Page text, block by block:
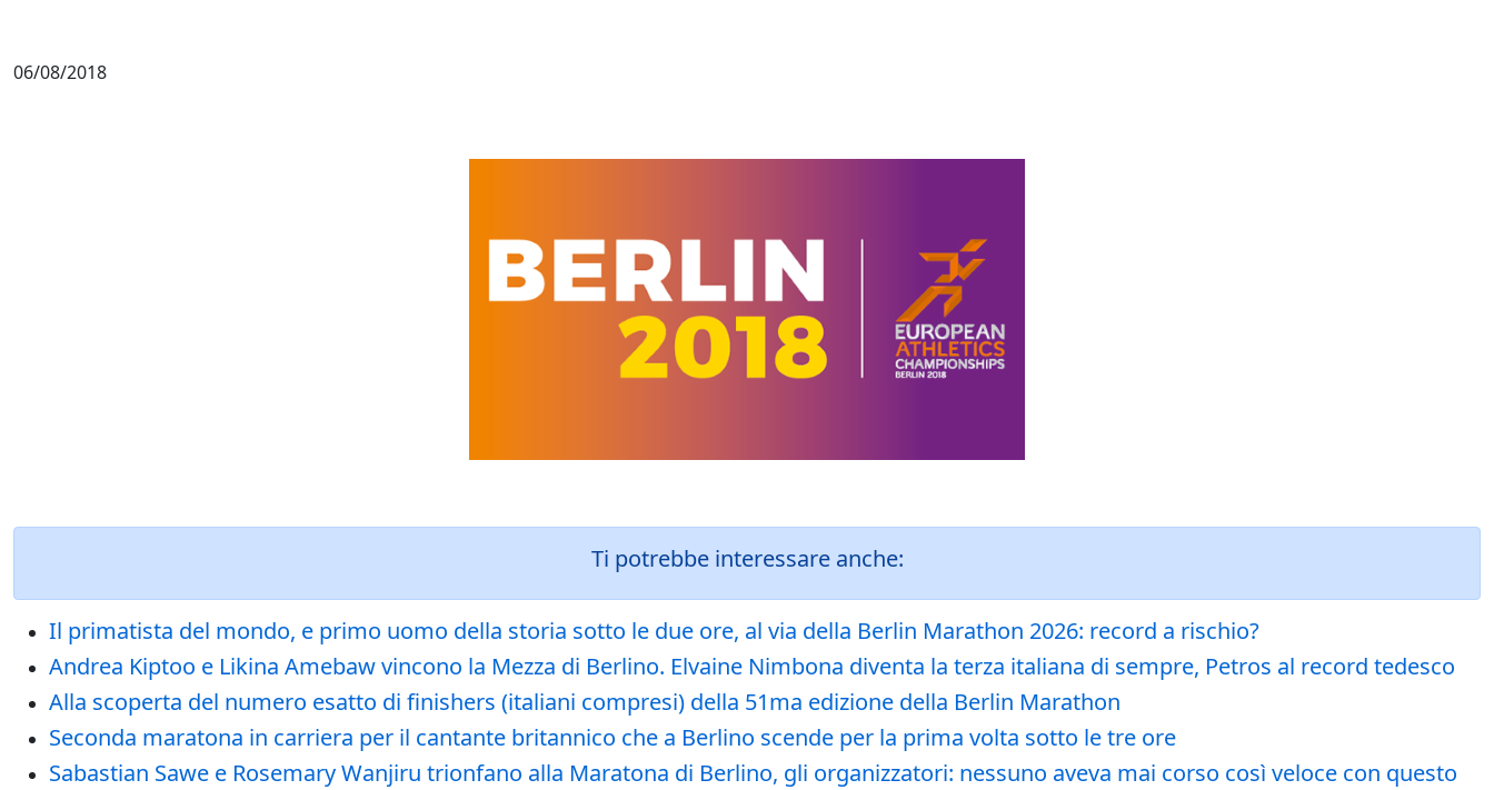
06/08/2018
Ti potrebbe interessare anche:
Il primatista del mondo, e primo uomo della storia sotto le due ore, al via della Berlin Marathon 2026: record a rischio?
Andrea Kiptoo e Likina Amebaw vincono la Mezza di Berlino. Elvaine Nimbona diventa la terza italiana di sempre, Petros al record tedesco
Alla scoperta del numero esatto di finishers (italiani compresi) della 51ma edizione della Berlin Marathon
Seconda maratona in carriera per il cantante britannico che a Berlino scende per la prima volta sotto le tre ore
Sabastian Sawe e Rosemary Wanjiru trionfano alla Maratona di Berlino, gli organizzatori: nessuno aveva mai corso così veloce con questo